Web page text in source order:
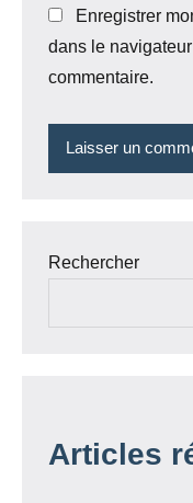
Enregistrer
dans le
commentaire.
Rechercher
Articles